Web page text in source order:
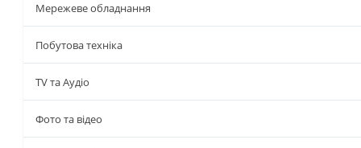
Мережеве обладнання
Побутова техніка
TV та Аудіо
Фото та відео